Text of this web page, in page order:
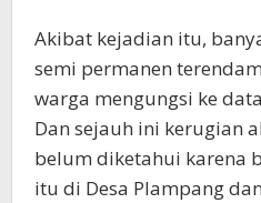
Akibat kejadian itu,
semi permanen
warga mengungsi ke
Dan sejauh ini kerugian
belum diketahui karena
itu di Desa Plampang